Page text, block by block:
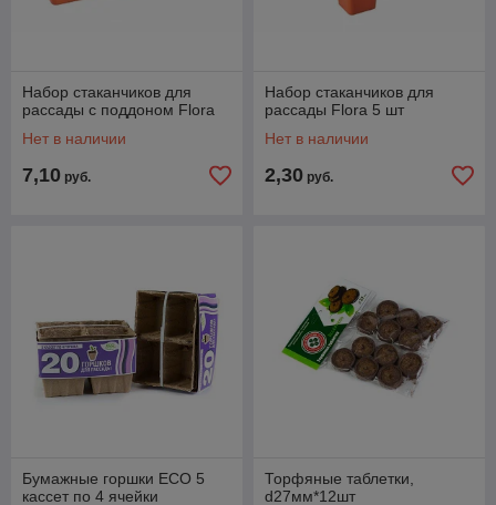
Набор стаканчиков для
рассады с поддоном Flora
Нет в наличии
7,10 руб.
Набор стаканчиков для
рассады Flora 5 шт
Нет в наличии
2,30 руб.
Бумажные горшки ECO 5
кассет по 4 ячейки
Торфяные таблетки,
d27мм*12шт